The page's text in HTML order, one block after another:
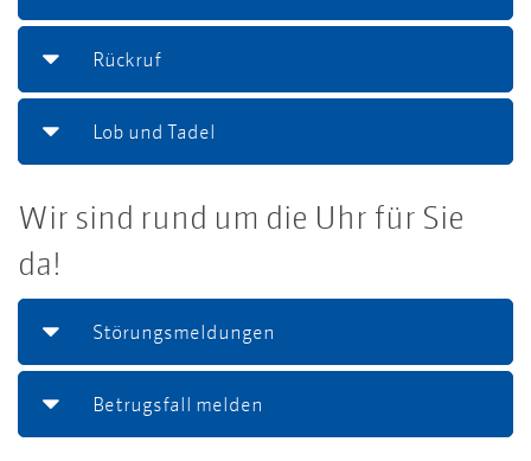
Rückruf
Lob und Tadel
Wir sind rund um die Uhr für Sie
da!
Störungsmeldungen
Betrugsfall melden